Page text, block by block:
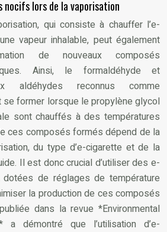
nocifs lors de la vaporisation
qui consiste à chauffer l’e-
vapeur inhalable, peut également
de nouveaux composés
Ainsi, le formaldéhyde et
aldéhydes reconnus comme
se former lorsque le propylène glycol
sont chauffés à des températures
ces composés formés dépend de la
du type d’e-cigarette et de la
Il est donc crucial d’utiliser des e-
de réglages de température
la production de ces composés
dans la revue *Environmental
a démontré que l’utilisation d’e-